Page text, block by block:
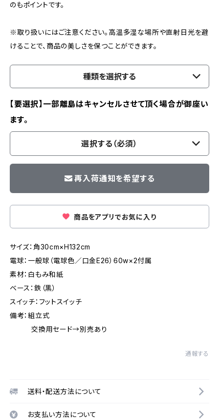
のもポイントです。
※取り扱いにはご注意ください。高温多湿な場所や直射日光を避
けることで、商品の美しさを保つことができます。
種類を選択する
【要選択】一部離島はキャンセルさせて頂く場合が御座い
ます。
選択する（必須）
再入荷通知を希望する
商品をアプリでお気に入り
サイズ：角30cm×H132cm
電球：一般球（電球色／口金E26）60w×2付属
素材：白もみ和紙
ベース：鉄（黒）
スイッチ：フットスイッチ
備考：組立式
交換用セード→別売あり
通報する
送料・配送方法について
お支払い方法について